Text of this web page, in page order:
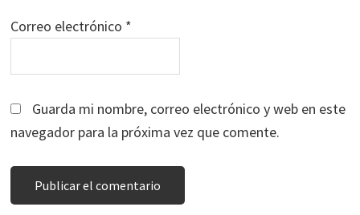
Correo electrónico *
Guarda mi nombre, correo electrónico y web en este
navegador para la próxima vez que comente.